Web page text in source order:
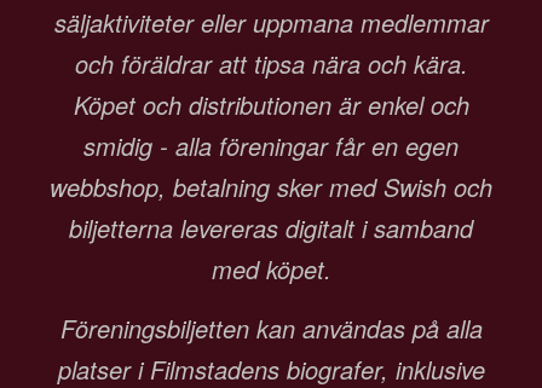
säljaktiviteter eller uppmana medlemmar
och föräldrar att tipsa nära och kära.
Köpet och distributionen är enkel och
smidig - alla föreningar får en egen
webbshop, betalning sker med Swish och
biljetterna levereras digitalt i samband
med köpet.
Föreningsbiljetten kan användas på alla
platser i Filmstadens biografer, inklusive